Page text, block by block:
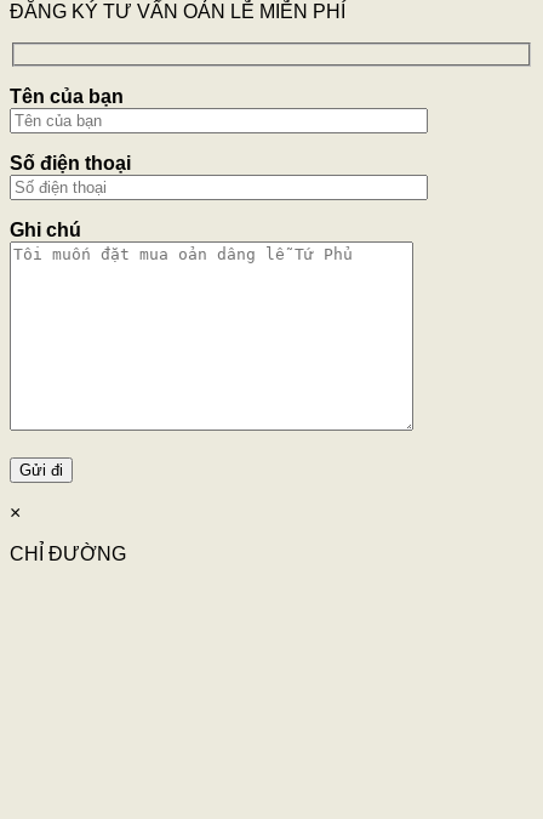
ĐĂNG KÝ TƯ VẤN OẢN LỄ MIỄN PHÍ
Tên của bạn
Số điện thoại
Ghi chú
×
CHỈ ĐƯỜNG